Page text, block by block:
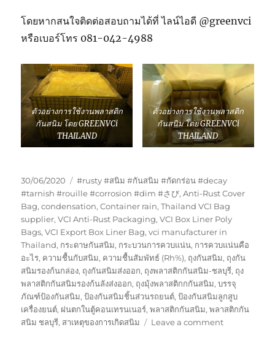
โดยหากสนใจติดต่อสอบถามได้ที่ ไลน์ไอดี @greenvci
หรือเบอร์โทร 081-042-4988
ตัวอย่างการใช้งานพลาสติก
กันสนิม โดย GREENVCi
THAILAND
ตัวอย่างการใช้งานพลาสติก
กันสนิม โดย GREENVCi
THAILAND
Posted
on
30/06/2020 Tags
#rusty #สนิม #กันสนิม #กัดกร่อน #decay
#tarnish #rouille #corrosion #dim #さび,Anti-Rust Cover
Bag,condensation,Container rain,Thailand VCI Bag
supplier,VCI Anti-Rust Packaging,VCI Box Liner Poly
Bags,VCI Export Box Liner Bag,vci manufacturer in
Thailand, กระดาษกันสนิม, กระบวนการควบแน่น, การควบแน่นคือ
อะไร, ความชื้นกับสนิม, ความชื้นสัมพัทธ์ (Rh%), ถุงกันสนิม, ถุงกัน
สนิมรองก้นกล่อง, ถุงกันสนิมส่งออก, ถุงพลาสติกกันสนิม-ชลบุรี, ถุง
พลาสติกกันสนิมรองก้นลังส่งออก, ถุงมุ้งพลาสติกกกันสนิม,บรรจุ
ภัณฑ์ป้องกันสนิม,ป้องกันสนิมชิ้นส่วนรถยนต์,ป้องกันสนิมลูกสูบ
เครื่องยนต์, ฝนตกในตู้คอนเทรนเนอร์,พลาสติกกันสนิม,พลาสติกกัน
สนิม ชลบุรี, สาเหตุของการเกิดสนิม Leave a commenton